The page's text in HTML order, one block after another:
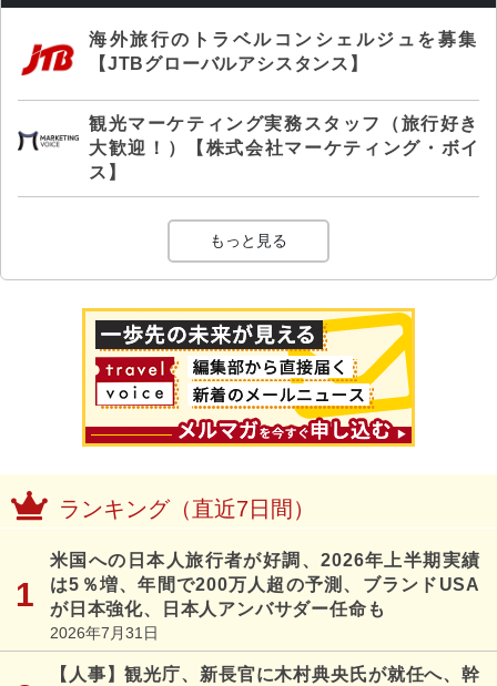
海外旅行のトラベルコンシェルジュを募集
【JTBグローバルアシスタンス】
観光マーケティング実務スタッフ（旅行好き
大歓迎！）【株式会社マーケティング・ボイ
ス】
もっと見る
ランキング（直近7日間）
米国への日本人旅行者が好調、2026年上半期実績
は5％増、年間で200万人超の予測、ブランドUSA
が日本強化、日本人アンバサダー任命も
2026年7月31日
【人事】観光庁、新長官に木村典央氏が就任へ、幹